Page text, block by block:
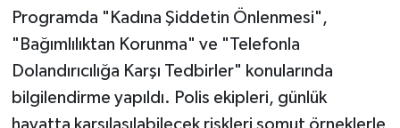
Programda "Kadına Şiddetin Önlenmesi",
"Bağımlılıktan Korunma" ve "Telefonla
Dolandırıcılığa Karşı Tedbirler" konularında
bilgilendirme yapıldı. Polis ekipleri, günlük
hayatta karşılaşılabilecek riskleri somut örneklerle